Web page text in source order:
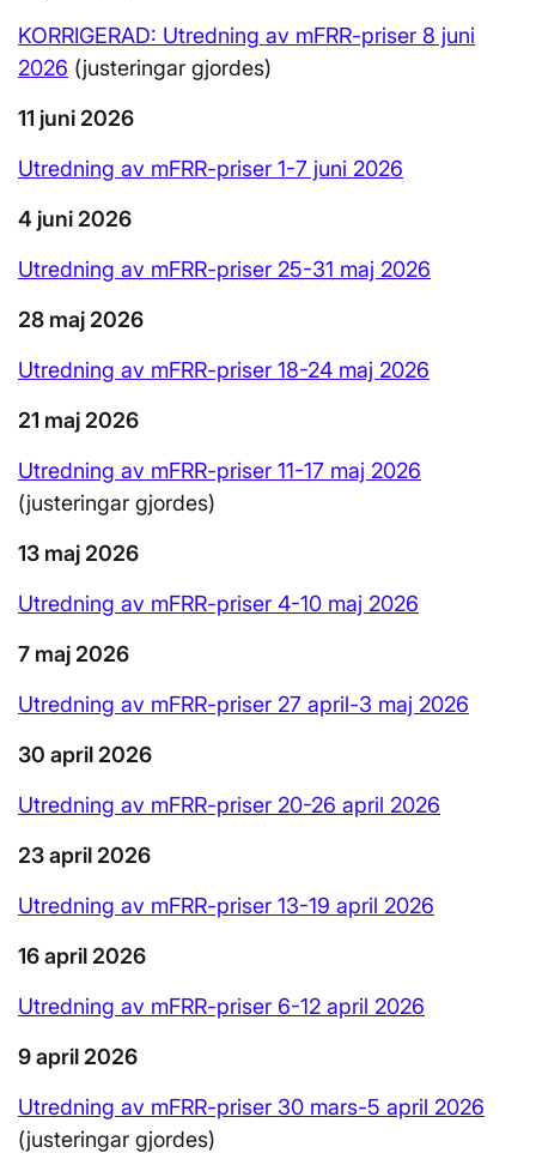
KORRIGERAD: Utredning av mFRR-priser 8 juni
2026 (justeringar gjordes)
11 juni 2026
Utredning av mFRR-priser 1-7 juni 2026
4 juni 2026
Utredning av mFRR-priser 25-31 maj 2026
28 maj 2026
Utredning av mFRR-priser 18-24 maj 2026
21 maj 2026
Utredning av mFRR-priser 11-17 maj 2026
(justeringar gjordes)
13 maj 2026
Utredning av mFRR-priser 4-10 maj 2026
7 maj 2026
Utredning av mFRR-priser 27 april-3 maj 2026
30 april 2026
Utredning av mFRR-priser 20-26 april 2026
23 april 2026
Utredning av mFRR-priser 13-19 april 2026
16 april 2026
Utredning av mFRR-priser 6-12 april 2026
9 april 2026
Utredning av mFRR-priser 30 mars-5 april 2026
(justeringar gjordes)